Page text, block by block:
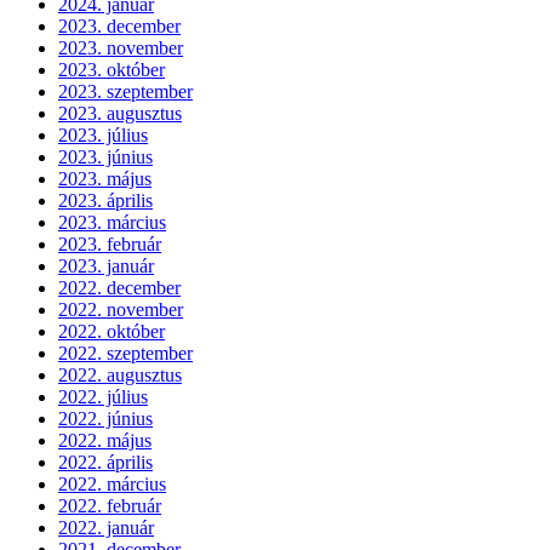
2023. december
2023. november
2023. október
2023. szeptember
2023. augusztus
2023. július
2023. június
2023. május
2023. április
2023. március
2023. február
2023. január
2022. december
2022. november
2022. október
2022. szeptember
2022. augusztus
2022. július
2022. június
2022. május
2022. április
2022. március
2022. február
2022. január